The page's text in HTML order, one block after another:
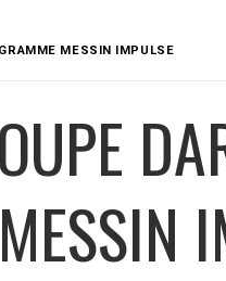
MESSIN IMPULSE